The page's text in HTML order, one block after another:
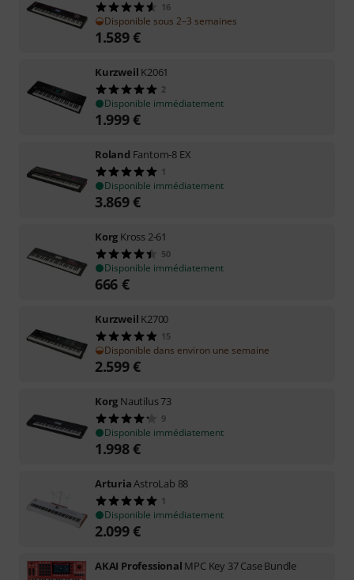
16
Disponible sous 2–3 semaines
1.589€
Kurzweil K2061
2
Disponible immédiatement
1.999€
Roland Fantom-8 EX
1
Disponible immédiatement
3.869€
Korg Kross 2-61
50
Disponible immédiatement
666 €
Kurzweil K2700
15
Disponible dans environ une semaine
2.599€
Korg Nautilus 73
9
Disponible immédiatement
1.998€
ArturiaAstroLab 88
1
Disponible immédiatement
2.099€
AKAI Professional MPC Key 37 Case Bundle